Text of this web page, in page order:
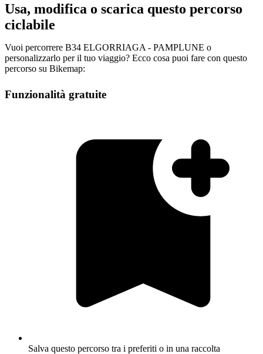
Usa, modifica o scarica questo percorso
ciclabile
Vuoi percorrere B34 ELGORRIAGA - PAMPLUNE o
personalizzarlo per il tuo viaggio? Ecco cosa puoi fare con questo
percorso su Bikemap:
Funzionalità gratuite
Salva questo percorso tra i preferiti o in una raccolta